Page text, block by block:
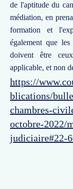
de l'aptitude du
médiation, en
formation et
également que
doivent être
applicable, et non
https://
blications/
chambres-
octobre-2022/
judiciaire#22-